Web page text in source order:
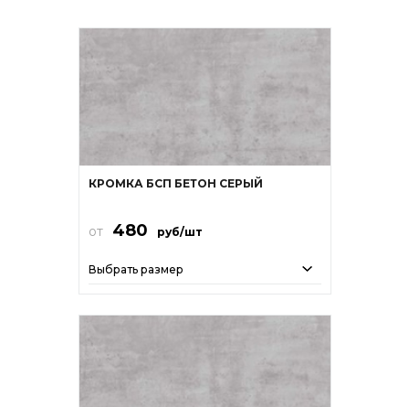
КРОМКА БСП БЕТОН СЕРЫЙ
от 480 руб/шт
Выбрать размер